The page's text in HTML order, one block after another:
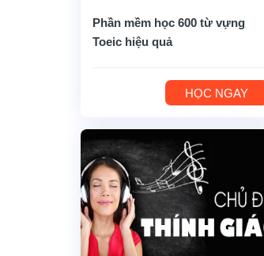
Phần mềm học 600 từ vựng
Toeic hiệu quả
HỌC NGAY